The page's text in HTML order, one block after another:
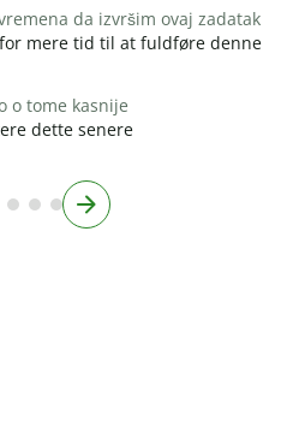
da izvršim ovaj zadatak
mere tid til at fuldføre denne
o tome kasnije
dette senere